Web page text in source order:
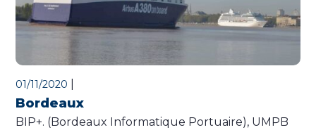
Bordeaux
01/11/2020
BIP+. (Bordeaux Informatique Portuaire), UMPB